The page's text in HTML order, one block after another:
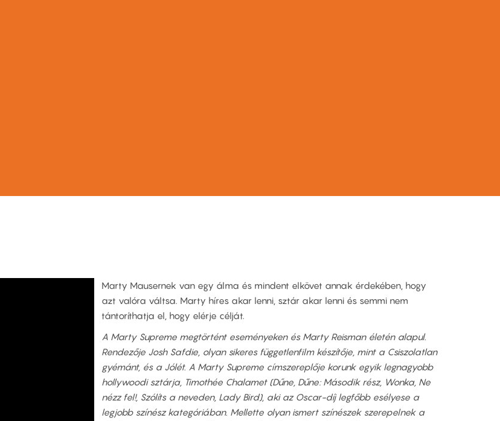
Marty Mausernek van egy álma és mindent elkövet annak érdekében, hogy
azt valóra váltsa. Marty híres akar lenni, sztár akar lenni és semmi nem
tántoríthatja el, hogy elérje célját.
A Marty Supreme megtörtént eseményeken és Marty Reisman életén alapul.
Rendezője Josh Safdie, olyan sikeres függetlenfilm készítője, mint a Csiszolatlan
gyémánt, és a Jólét. A Marty Supreme címszereplője korunk egyik legnagyobb
hollywoodi sztárja, Timothée Chalamet (Dűne, Dűne: Második rész, Wonka, Ne
nézz fel!, Szólíts a neveden, Lady Bird), aki az Oscar-díj legfőbb esélyese a
legjobb színész kategóriában. Mellette olyan ismert színészek szerepelnek a